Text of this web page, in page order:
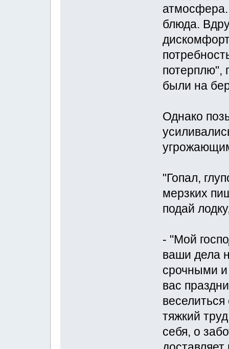
атмосфера.
блюда.
потерплю",
были на
Однако
"Гопал,
мерзких
подай
- "Мой
ваши дела
срочными
вас
тяжкий
себя, о